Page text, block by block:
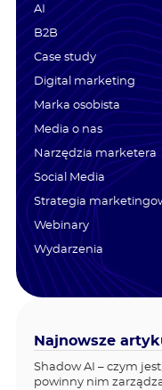
AI
B2B
Case study
Digital marketing
Marka osobista
Media o nas
Narzędzia marketera
Social Media
Strategia
Webinary
Wydarzenia
Najnowsze
Shadow AI – czym
powinny nim